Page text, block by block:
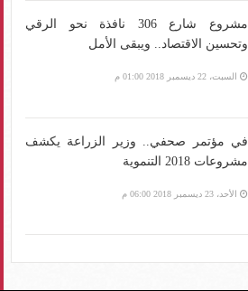
مشروع شارع 306 نافذة نحو الرقي
وتحسين الاقتصاد.. ويبقى الأمل
السبت، 22 ديسمبر 2018 01:00 م
في مؤتمر صحفي.. وزير الزراعة يكشف
مشروعات 2018 التنموية
الأحد، 23 ديسمبر 2018 06:00 م